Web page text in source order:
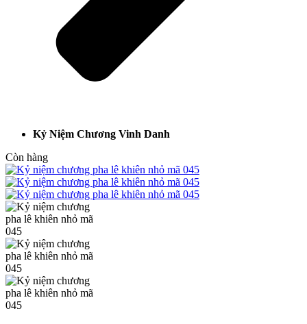
Kỷ Niệm Chương Vinh Danh
Còn hàng